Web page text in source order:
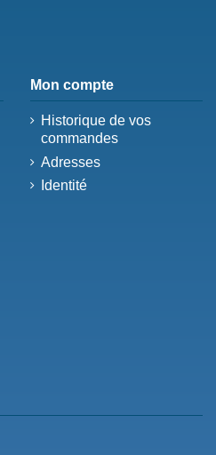
Mon compte
Historique de vos
commandes
Adresses
Identité